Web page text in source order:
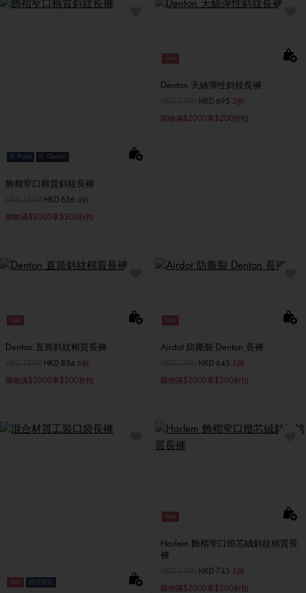
Ft. Pond Ft. Gemini
飾褶窄口棉質斜紋長褲
至HKD 636 4折
購物滿$2000享$200折扣
Sale
Denton 天絲彈性斜紋長褲
至HKD 695 5折
購物滿$2000享$200折扣
Sale
Denton 直筒斜紋棉質長褲
至HKD 834 6折
購物滿$2000享$200折扣
Sale
Airdot 防撕裂 Denton 長褲
至HKD 645 5折
購物滿$2000享$200折扣
Sale 網店限定
Sale
Harlem 飾褶窄口燈芯絨斜紋棉質長
褲
至HKD 745 5折
購物滿$2000享$200折扣